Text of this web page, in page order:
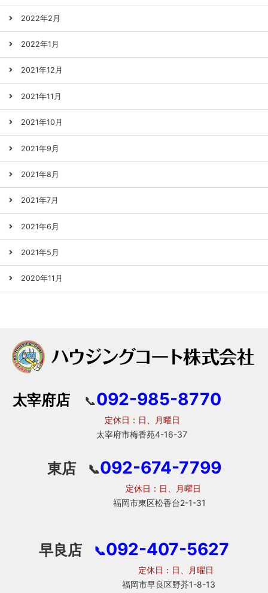
2022年2月
2022年1月
2021年12月
2021年11月
2021年10月
2021年9月
2021年8月
2021年7月
2021年6月
2021年5月
2020年11月
太宰府店 📞092-985-8770
定休日：日、月曜日
太宰府市梅香苑4-16-37
東店 📞092-674-7799
定休日：日、月曜日
福岡市東区松香台2-1-31
早良店 📞092-407-5627
定休日：日、月曜日
福岡市早良区野芥1-8-13